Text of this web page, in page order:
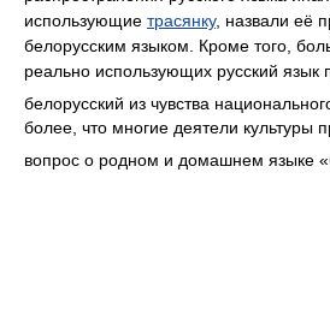
использующие трасянку, назвали её
белорусским языком. Кроме того,
реально использующих русский язык
белорусский из чувства
более, что многие деятели культуры
вопрос о родном и домашнем языке